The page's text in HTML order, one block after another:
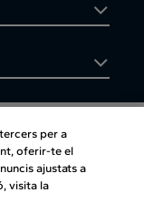
per a
oferir-te el
ajustats a
visita la